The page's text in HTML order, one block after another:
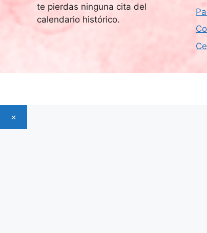
te pierdas ninguna cita del
calendario histórico.
×